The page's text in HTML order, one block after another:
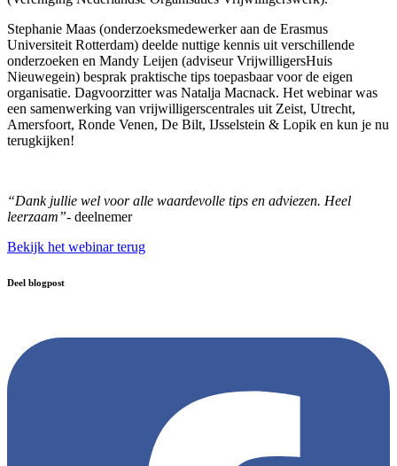
Stephanie Maas (onderzoeksmedewerker aan de Erasmus
Universiteit Rotterdam) deelde nuttige kennis uit verschillende
onderzoeken en Mandy Leijen (adviseur VrijwilligersHuis
Nieuwegein) besprak praktische tips toepasbaar voor de eigen
organisatie. Dagvoorzitter was Natalja Macnack. Het webinar was
een samenwerking van vrijwilligerscentrales uit Zeist, Utrecht,
Amersfoort, Ronde Venen, De Bilt, IJsselstein & Lopik en kun je nu
terugkijken!
“Dank jullie wel voor alle waardevolle tips en adviezen. Heel
leerzaam”- deelnemer
Bekijk het webinar terug
Deel blogpost